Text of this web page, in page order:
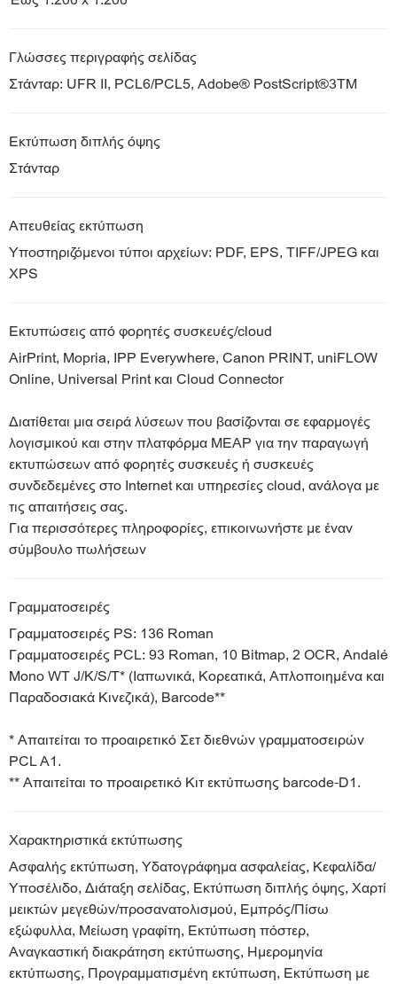
Γλώσσες περιγραφής σελίδας
Στάνταρ: UFR II, PCL6/PCL5, Adobe® PostScript®3TM
Εκτύπωση διπλής όψης
Στάνταρ
Απευθείας εκτύπωση
Υποστηριζόμενοι τύποι αρχείων: PDF, EPS, TIFF/JPEG και
XPS
Εκτυπώσεις από φορητές συσκευές/cloud
AirPrint, Mopria, IPP Everywhere, Canon PRINT, uniFLOW
Online, Universal Print και Cloud Connector
Διατίθεται μια σειρά λύσεων που βασίζονται σε εφαρμογές
λογισμικού και στην πλατφόρμα MEAP για την παραγωγή
εκτυπώσεων από φορητές συσκευές ή συσκευές
συνδεδεμένες στο Internet και υπηρεσίες cloud, ανάλογα με
τις απαιτήσεις σας.
Για περισσότερες πληροφορίες, επικοινωνήστε με έναν
σύμβουλο πωλήσεων
Γραμματοσειρές
Γραμματοσειρές PS: 136 Roman
Γραμματοσειρές PCL: 93 Roman, 10 Bitmap, 2 OCR, Andalé
Mono WT J/K/S/T* (Ιαπωνικά, Κορεατικά, Απλοποιημένα και
Παραδοσιακά Κινεζικά), Barcode**
* Απαιτείται το προαιρετικό Σετ διεθνών γραμματοσειρών
PCL A1.
** Απαιτείται το προαιρετικό Κιτ εκτύπωσης barcode-D1.
Χαρακτηριστικά εκτύπωσης
Ασφαλής εκτύπωση, Υδατογράφημα ασφαλείας, Κεφαλίδα/
Υποσέλιδο, Διάταξη σελίδας, Εκτύπωση διπλής όψης, Χαρτί
μεικτών μεγεθών/προσανατολισμού, Εμπρός/Πίσω
εξώφυλλα, Μείωση γραφίτη, Εκτύπωση πόστερ,
Αναγκαστική διακράτηση εκτύπωσης, Ημερομηνία
εκτύπωσης, Προγραμματισμένη εκτύπωση, Εκτύπωση με